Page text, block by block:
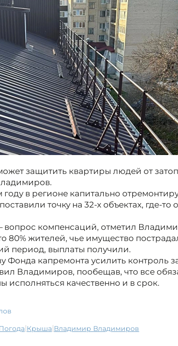
защитить квартиры людей от
году в регионе капитально
точку на 32-х объектах, где-то
вопрос компенсаций, отметил
80% жителей, чье имущество
период, выплаты получили.
Фонда капремонта усилить контроль
Владимиров, пообещав, что все
качественно и в срок.
погода| крыша| Владимир Владимиров